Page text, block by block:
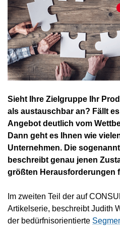
Sieht Ihre Zielgruppe Ihr
als austauschbar an? Fällt
Angebot deutlich vom
Dann geht es Ihnen wie
Unternehmen. Die
beschreibt genau jenen
größten Herausforderungen
Im zweiten Teil der auf
Artikelserie, beschreibt Judith
der bedürfnisorientierte